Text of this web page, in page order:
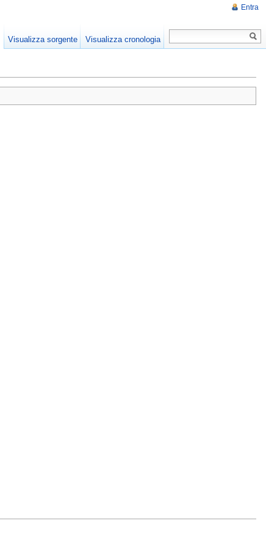
Entra
Visualizza sorgente Visualizza cronologia